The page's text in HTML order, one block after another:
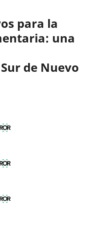
para la
una
de Nuevo